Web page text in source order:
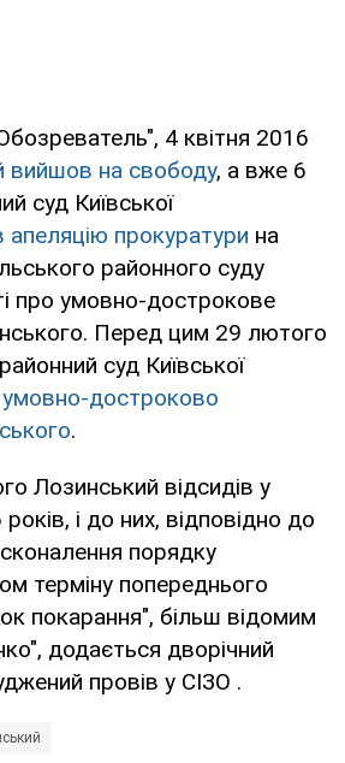
4 квітня 2016
вийшов на свободу, а вже 6
суд Київської
апеляцію прокуратури на
районного суду
про умовно-дострокове
Перед цим 29 лютого
суд Київської
достроково
.
Лозинський відсидів у
і до них, відповідно до
порядку
терміну попереднього
покарання", більш відомим
додається дворічний
провів у СІЗО .